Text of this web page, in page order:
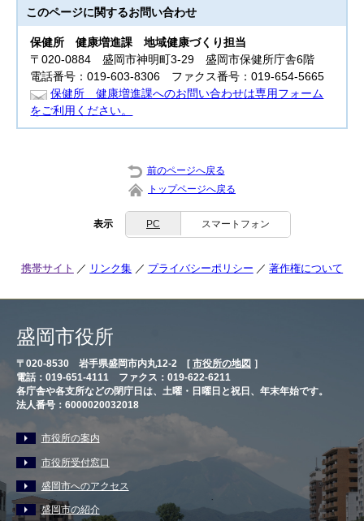
このページに関するお問い合わせ
保健所健康増進課 地域健康づくり担当
〒020-0884 盛岡市神明町3-29 盛岡市保健所庁舎6階
電話番号：019-603-8306 ファクス番号：019-654-5665
保健所 健康増進課へのお問い合わせは専用フォーム
をご利用ください。
前のページへ戻る
トップページへ戻る
表示 PC スマートフォン
携帯サイト リンク集 プライバシーポリシー 著作権について
盛岡市役所
〒020-8530 岩手県盛岡市内丸12-2 [ 市役所の地図 ］
電話：019-651-4111 ファクス：019-622-6211
各庁舎や各支所などの閉庁日は、土曜・日曜日と祝日、年末年始です。
法人番号：6000020032018
市役所の案内
市役所受付窓口
盛岡市へのアクセス
盛岡市の紹介